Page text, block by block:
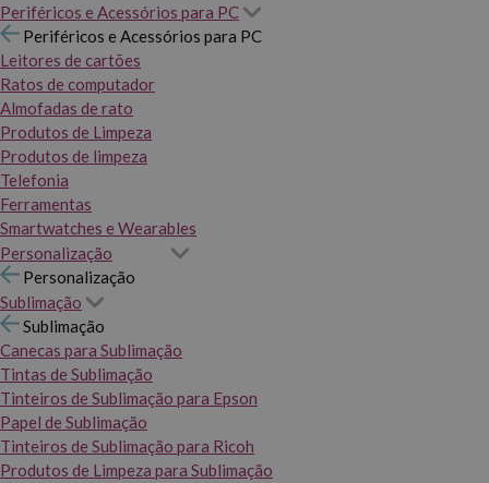
Periféricos e Acessórios para PC
Periféricos e Acessórios para PC
Leitores de cartões
Ratos de computador
Almofadas de rato
Produtos de Limpeza
Produtos de limpeza
Telefonia
Ferramentas
Smartwatches e Wearables
Personalização
Personalização
Sublimação
Sublimação
Canecas para Sublimação
Tintas de Sublimação
Tinteiros de Sublimação para Epson
Papel de Sublimação
Tinteiros de Sublimação para Ricoh
Produtos de Limpeza para Sublimação